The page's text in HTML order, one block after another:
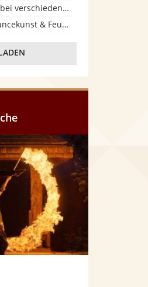
Events
& Feuertanz Teaser
2024
2023
2022
& Wein"
(1. Platz)